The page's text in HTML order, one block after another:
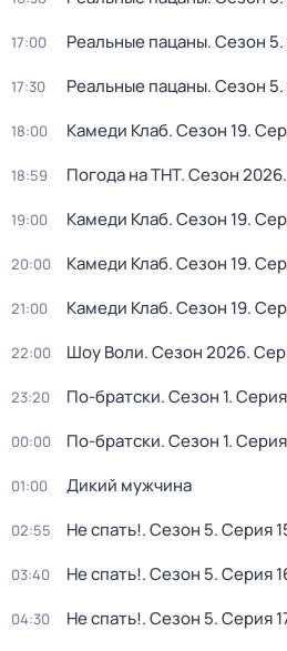
17:00 Реальные пацаны. Сезон 5
17:30 Реальные пацаны. Сезон 5
18:00 Камеди Клаб. Сезон 19.
18:59 Погода на ТНТ. Сезон 2026
19:00 Камеди Клаб. Сезон 19.
20:00 Камеди Клаб. Сезон 19.
21:00 Камеди Клаб. Сезон 19.
22:00 Шоу Воли. Сезон 2026.
23:20 По-братски. Сезон 1.
00:00 По-братски. Сезон 1.
01:00 Дикий мужчина
02:55 Не спать!. Сезон 5. Серия
03:40 Не спать!. Сезон 5. Серия
04:30 Не спать!. Сезон 5. Серия